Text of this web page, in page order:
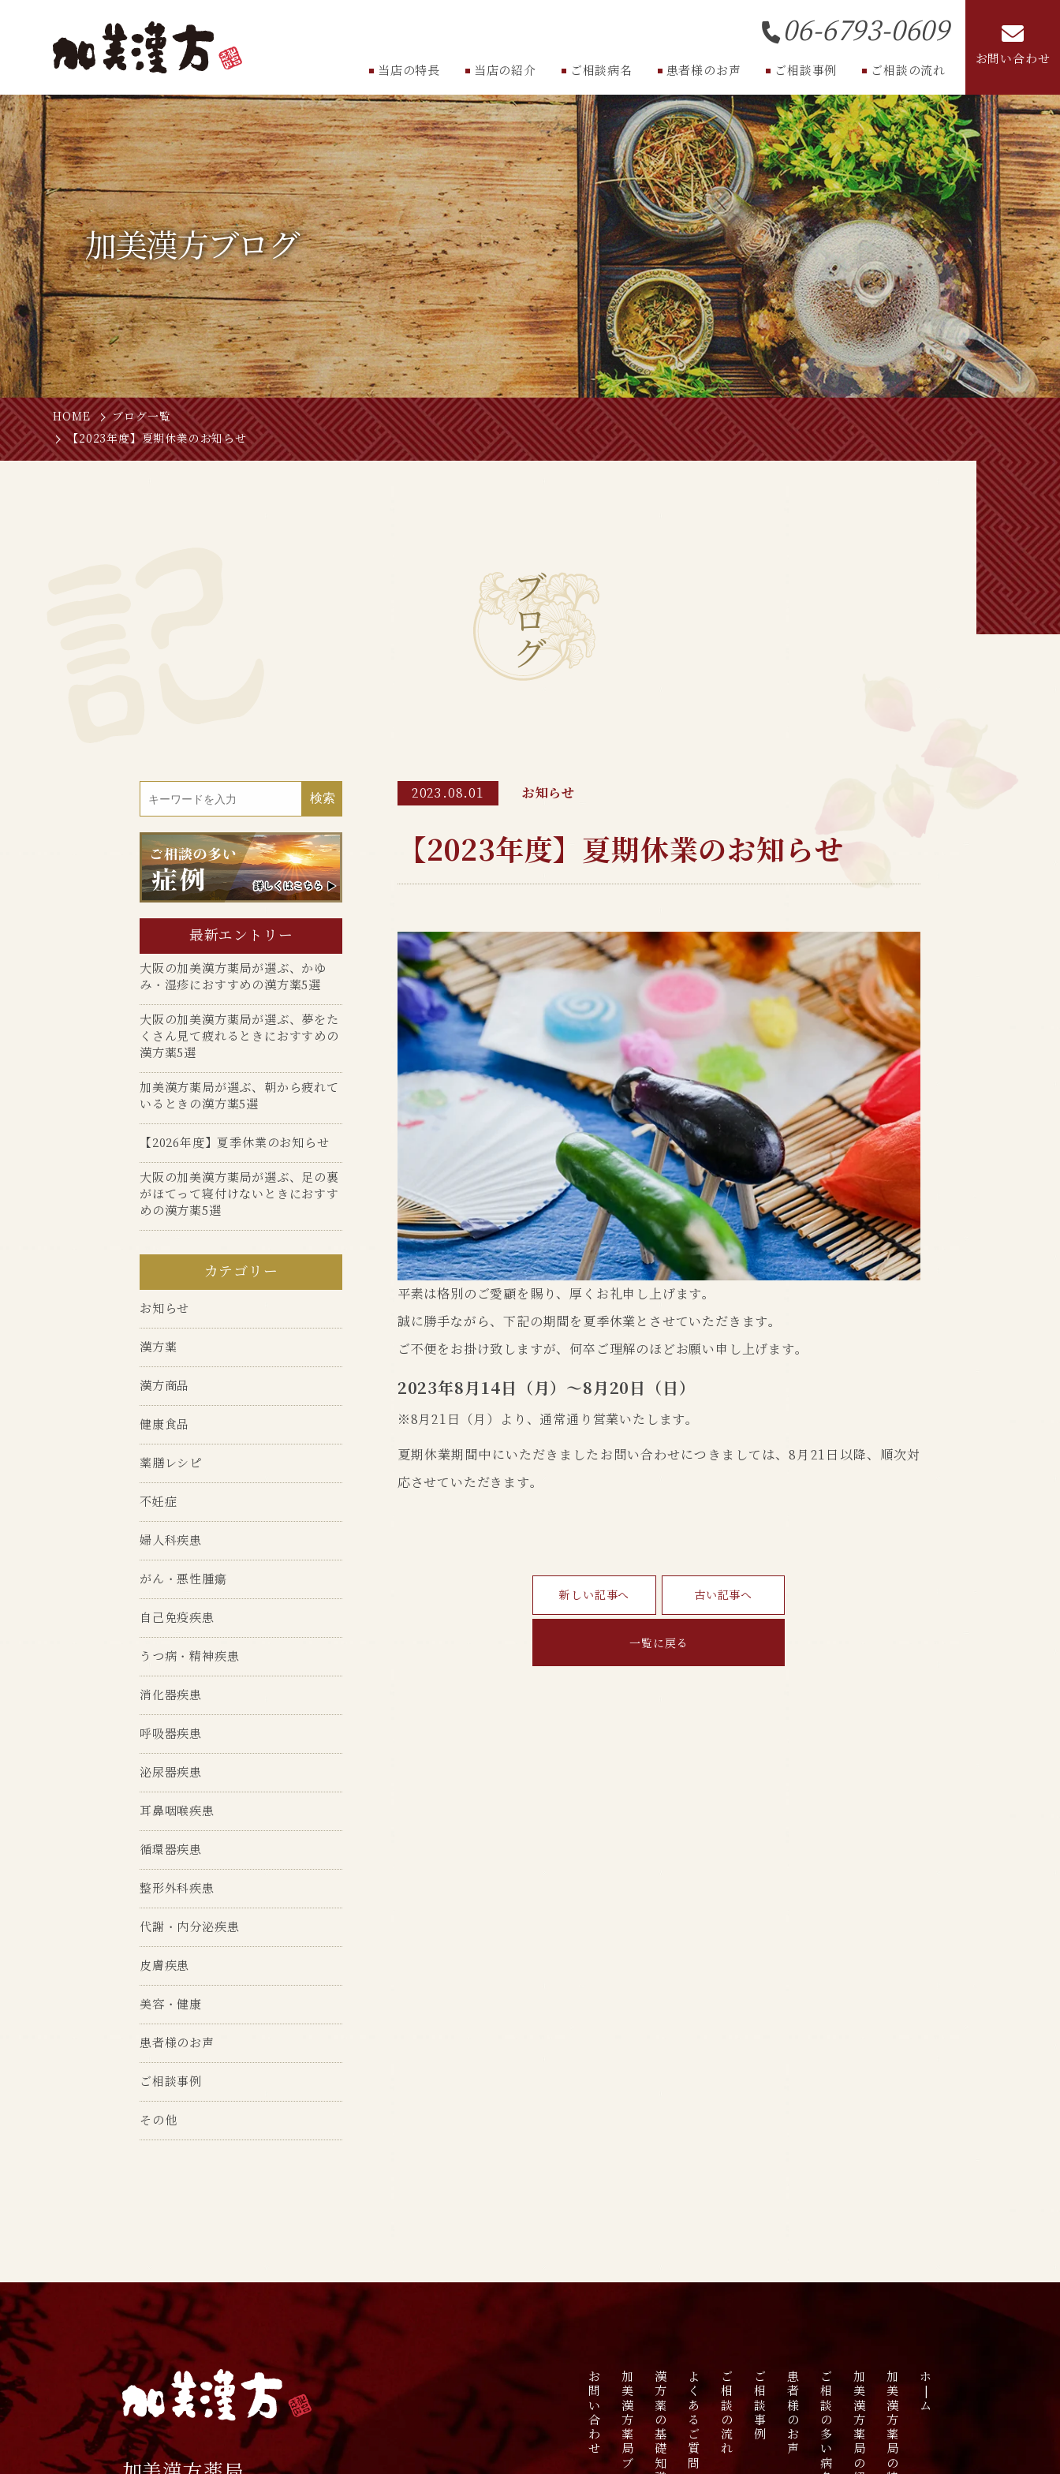
06-6793-0609
当店の特長 当店の紹介 ご相談病名 患者様のお声 ご相談事例 ご相談の流れ
お問い合わせ
加美漢方ブログ
HOME
ブログ一覧
【2023年度】夏期休業のお知らせ
ブ
ロ
グ
2023.08.01 お知らせ
【2023年度】夏期休業のお知らせ
平素は格別のご愛顧を賜り、厚くお礼申し上げます。
誠に勝手ながら、下記の期間を夏季休業とさせていただきます。
ご不便をお掛け致しますが、何卒ご理解のほどお願い申し上げます。
2023年8月14日（月）～8月20日（日）
※8月21日（月）より、通常通り営業いたします。
夏期休業期間中にいただきましたお問い合わせにつきましては、8月21日以降、順次対
応させていただきます。
新しい記事へ 古い記事へ
一覧に戻る
最新エントリー
大阪の加美漢方薬局が選ぶ、かゆ
み・湿疹におすすめの漢方薬5選
大阪の加美漢方薬局が選ぶ、夢をた
くさん見て疲れるときにおすすめの
漢方薬5選
加美漢方薬局が選ぶ、朝から疲れて
いるときの漢方薬5選
【2026年度】夏季休業のお知らせ
大阪の加美漢方薬局が選ぶ、足の裏
がほてって寝付けないときにおすす
めの漢方薬5選
カテゴリー
お知らせ
漢方薬
漢方商品
健康食品
薬膳レシピ
不妊症
婦人科疾患
がん・悪性腫瘍
自己免疫疾患
うつ病・精神疾患
消化器疾患
呼吸器疾患
泌尿器疾患
耳鼻咽喉疾患
循環器疾患
整形外科疾患
代謝・内分泌疾患
皮膚疾患
美容・健康
患者様のお声
ご相談事例
その他
ホ|ム
加美漢方薬局の特長
加美漢方薬局の紹介
ご相談の多い病名
患者様のお声
ご相談事例
ご相談の流れ
よくあるご質問
漢方薬の基礎知識
加美漢方薬局ブログ
お問い合わせ